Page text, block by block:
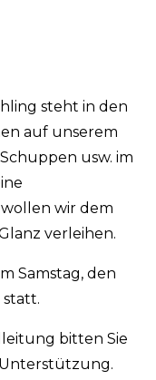
steht in den
auf unserem
usw. im
wir dem
verleihen.
Samstag, den
statt.
bitten Sie